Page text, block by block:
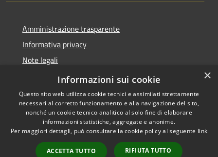
Amministrazione trasparente
Informativa privacy
Note legali
Dichiarazione di accessibilità 2025
Accessibilità
Copyright © 2026 • Comune di
Osio Sotto • Powered by
Municipium•
Accesso
×
Informazioni sui cookie
Questo sito web utilizza cookie tecnici e assimilati strettamente
necessari al corretto funzionamento e alla navigazione del sito,
nonché un cookie tecnico analitico al solo fine di elaborare
informazioni statistiche, aggregate e anonime.
Per maggiori dettagli, può consultare la cookie policy al seguente link
ACCETTA TUTTO RIFIUTA TUTTO